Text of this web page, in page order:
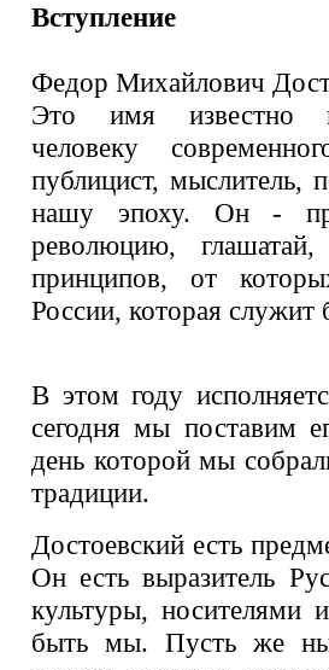
Вступление
Федор Михайлович
Это имя известно
человеку
публицист, мыслитель,
нашу эпоху. Он -
революцию,
принципов, от
России, которая служит
В этом году
сегодня мы поставим
день которой мы
традиции.
Достоевский есть
Он есть выразитель
культуры, носителями
быть мы. Пусть же